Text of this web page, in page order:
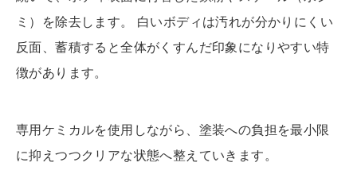
ミ）を除去します。 白いボディは汚れが分かりにくい
反面、蓄積すると全体がくすんだ印象になりやすい特
徴があります。
専用ケミカルを使用しながら、塗装への負担を最小限
に抑えつつクリアな状態へ整えていきます。